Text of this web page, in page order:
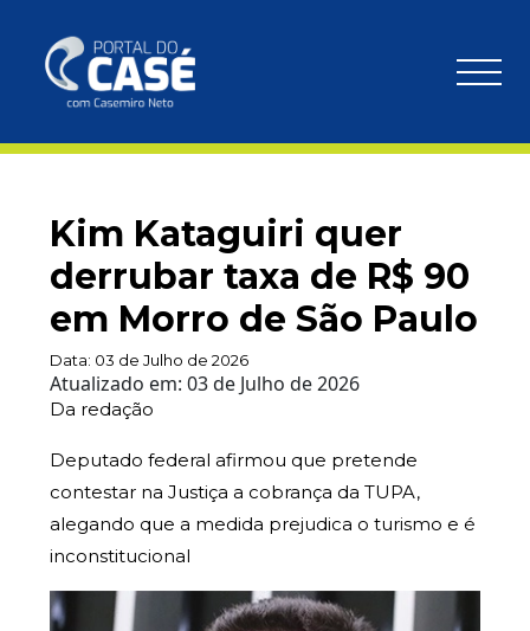
Kim Kataguiri quer
derrubar taxa de R$ 90
em Morro de São Paulo
Data: 03 de Julho de 2026
Atualizado em: 03 de Julho de 2026
Da redação
Deputado federal afirmou que pretende
contestar na Justiça a cobrança da TUPA,
alegando que a medida prejudica o turismo e é
inconstitucional